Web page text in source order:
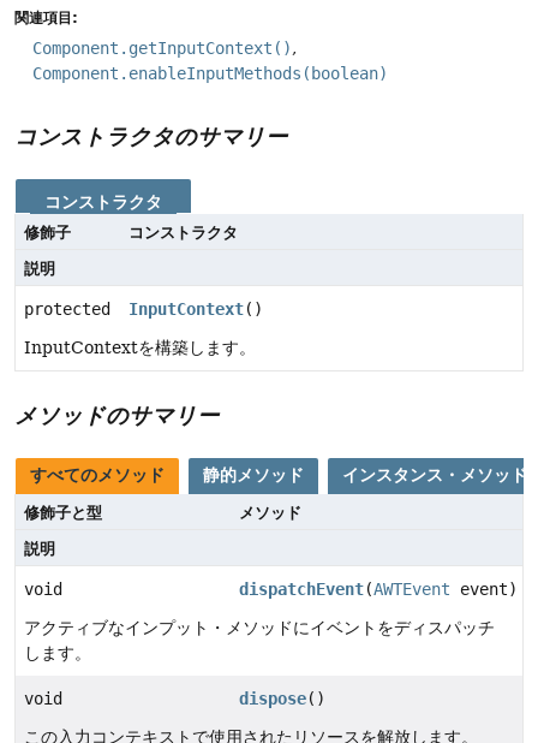
関連項目:
Component.getInputContext()
Component.enableInputMethods(boolean)
コンストラクタのサマリー
コンストラクタ
修飾子
コンストラクタ
説明
protected InputContext()
InputContextを構築します。
メソッドのサマリー
すべてのメソッド 静的メソッド インスタンス・メソッド
修飾子と型
メソッド
説明
void dispatchEvent(AWTEvent event)
アクティブなインプット・メソッドにイベントをディスパッチ
します。
void dispose()
この入力コンテキストで使用されたリソースを解放します。